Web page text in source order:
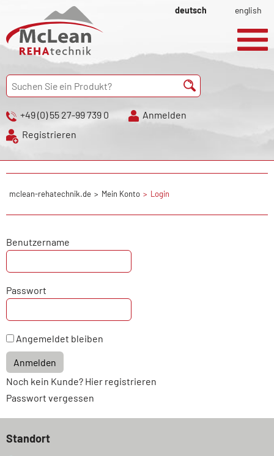
deutsch english
+49 (0) 55 27-99 739 0
Anmelden
Registrieren
mclean-rehatechnik.de Mein Konto Login
Benutzername
Passwort
Angemeldet bleiben
Anmelden
Noch kein Kunde? Hier registrieren
Passwort vergessen
Standort